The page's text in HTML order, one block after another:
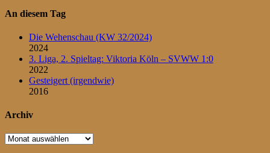
An diesem Tag
Die Wehenschau (KW 32/2024)
2024
3. Liga, 2. Spieltag: Viktoria Köln – SVWW 1:0
2022
Gesteigert (irgendwie)
2016
Archiv
Archiv